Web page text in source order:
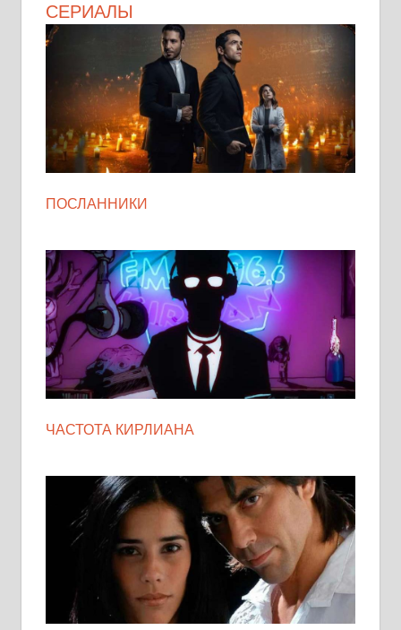
СЕРИАЛЫ
ПОСЛАННИКИ
ЧАСТОТА КИРЛИАНА